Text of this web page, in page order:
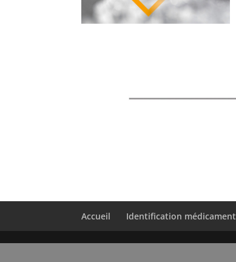
Accueil Identification médicament